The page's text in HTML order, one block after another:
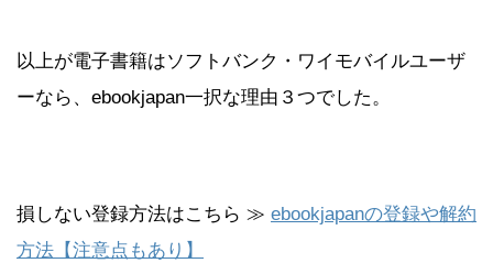
以上が電子書籍はソフトバンク・ワイモバイルユーザ
ーなら、ebookjapan一択な理由３つでした。
損しない登録方法はこちら ≫ ebookjapanの登録や解約
方法【注意点もあり】